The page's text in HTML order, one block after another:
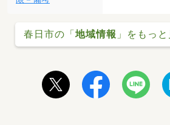
春日市の「地域情報 」をもっと